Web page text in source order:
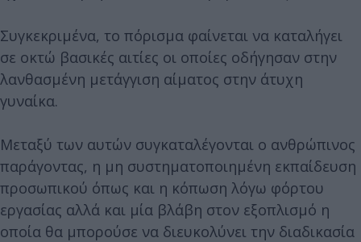
Συγκεκριμένα, το πόρισμα φαίνεται να καταλήγει
σε οκτώ βασικές αιτίες οι οποίες οδήγησαν στην
λανθασμένη μετάγγιση αίματος στην άτυχη
γυναίκα.
Μεταξύ των αυτών συγκαταλέγονται ο ανθρώπινος
παράγοντας, η μη συστηματοποιημένη εκπαίδευση
προσωπικού όπως και η κόπωση λόγω φόρτου
εργασίας αλλά και μία βλάβη στον εξοπλισμό η
οποία θα μπορούσε να διευκολύνει την διαδικασία